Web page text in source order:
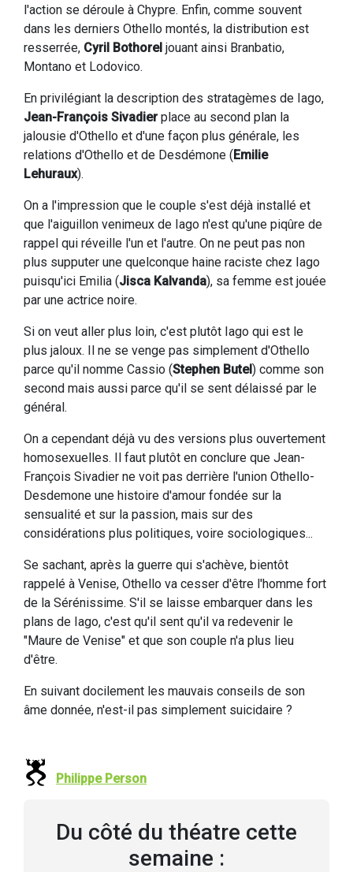
l'action se déroule à Chypre. Enfin, comme souvent
dans les derniers Othello montés, la distribution est
resserrée, Cyril Bothorel jouant ainsi Branbatio,
Montano et Lodovico.
En privilégiant la description des stratagèmes de Iago,
Jean-François Sivadierplace au second plan la
jalousie d'Othello et d'une façon plus générale, les
relations d'Othello et de Desdémone (Emilie
Lehuraux).
On a l'impression que le couple s'est déjà installé et
que l'aiguillon venimeux de Iago n'est qu'une piqûre de
rappel qui réveille l'un et l'autre. On ne peut pas non
plus supputer une quelconque haine raciste chez Iago
puisqu'ici Emilia (Jisca Kalvanda), sa femme est jouée
par une actrice noire.
Si on veut aller plus loin, c'est plutôt Iago qui est le
plus jaloux. Il ne se venge pas simplement d'Othello
parce qu'il nomme Cassio (Stephen Butel) comme son
second mais aussi parce qu'il se sent délaissé par le
général.
On a cependant déjà vu des versions plus ouvertement
homosexuelles. Il faut plutôt en conclure que Jean-
François Sivadier ne voit pas derrière l'union Othello-
Desdemone une histoire d'amour fondée sur la
sensualité et sur la passion, mais sur des
considérations plus politiques, voire sociologiques...
Se sachant, après la guerre qui s'achève, bientôt
rappelé à Venise, Othello va cesser d'être l'homme fort
de la Sérénissime. S'il se laisse embarquer dans les
plans de Iago, c'est qu'il sent qu'il va redevenir le
"Maure de Venise" et que son couple n'a plus lieu
d'être.
En suivant docilement les mauvais conseils de son
âme donnée, n'est-il pas simplement suicidaire ?
Philippe Person
Du côté du théatre cette
semaine :